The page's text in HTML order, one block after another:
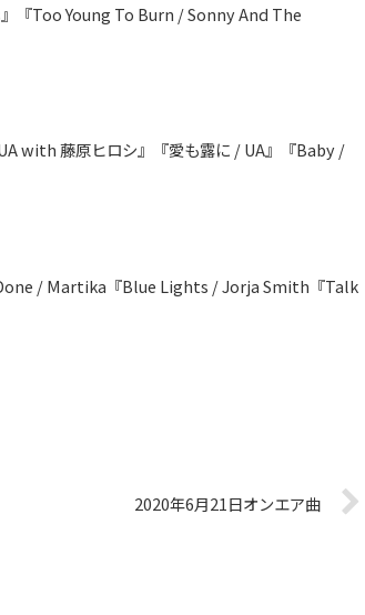
『Too Young To Burn / Sonny And The
with 藤原ヒロシ』『愛も露に / UA』『Baby /
/ Martika『Blue Lights / Jorja Smith『Talk
2020年6月21日オンエア曲